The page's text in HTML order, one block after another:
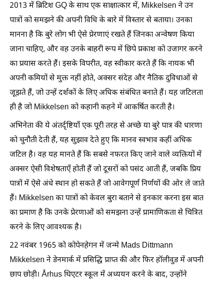
2013 में ब्रिटिश GQ के साथ एक साक्षात्कार में, Mikkelsen ने उन
पात्रों को समझने की अपनी विधि के बारे में विस्तार से बताया। उनका
मानना है कि बुरे लोग भी ऐसे प्रेरणाएं रखते हैं जिनका अन्वेषण किया
जाना चाहिए, और वह उनके बाहरी रूप में छिपे प्रकाश को उजागर करने
का प्रयास करते हैं। इसके विपरीत, वह स्वीकार करते हैं कि नायक भी
अपनी कमियों से मुक्त नहीं होते, अक्सर संदेह और नैतिक दुविधाओं से
जूझते हैं, जो उन्हें दर्शकों के लिए अधिक संबंधित बनाते हैं। यह जटिलता
ही है जो Mikkelsen को कहानी कहने में आकर्षित करती है।
अभिनेता की ये अंतर्दृष्टियाँ एक पूरी तरह से अच्छे या बुरे पात्र की धारणा
को चुनौती देती हैं, यह सुझाव देते हुए कि मानव स्वभाव कहीं अधिक
जटिल है। वह यह मानते हैं कि सबसे नफरत किए जाने वाले व्यक्तियों में
अक्सर ऐसी विशेषताएँ होती हैं जो दूसरों को पसंद आती हैं, जबकि प्रिय
पात्रों में ऐसे अंधे स्थान हो सकते हैं जो आवेगपूर्ण निर्णयों की ओर ले जाते
हैं। Mikkelsen का पात्रों को केवल बुरा बताने से इनकार करना इस बात
का प्रमाण है कि उनके प्रेरणाओं को समझना उन्हें प्रामाणिकता से चित्रित
करने के लिए आवश्यक है।
22 नवंबर 1965 को कोपेनहेगन में जन्मे Mads Dittmann
Mikkelsen ने डेनमार्क में प्रसिद्धि प्राप्त की और फिर हॉलीवुड में अपनी
छाप छोड़ी। Århus थिएटर स्कूल में अध्ययन करने के बाद, उन्होंने